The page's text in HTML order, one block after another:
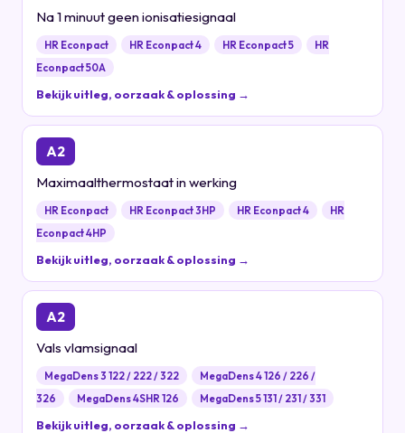
Na 1 minuut geen ionisatiesignaal
HR Econpact HR Econpact 4 HR Econpact 5
HR
Econpact 50A
Bekijk uitleg, oorzaak & oplossing →
A2
Maximaalthermostaat in werking
HR Econpact HR Econpact 3HP HR Econpact 4
HR
Econpact 4HP
Bekijk uitleg, oorzaak & oplossing →
A2
Vals vlamsignaal
MegaDens 3 122 / 222 / 322
MegaDens 4 126 / 226 /
326
MegaDens 4SHR 126 MegaDens 5 131 / 231 / 331
Bekijk uitleg, oorzaak & oplossing →